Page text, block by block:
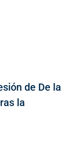
de De la
la